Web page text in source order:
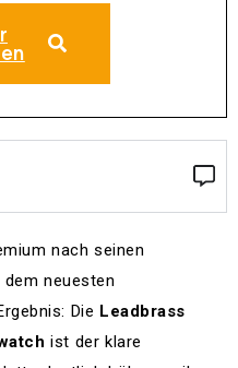
nach seinen
neuesten
Die Leadbrass
ist der klare